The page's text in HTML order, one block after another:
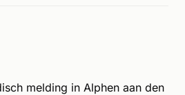
melding in Alphen aan den